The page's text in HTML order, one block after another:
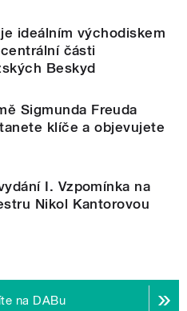
ideálním východiskem
části
Beskyd
Sigmunda Freuda
klíče a objevujete
I. Vzpomínka na
Nikol Kantorovou
na DABu